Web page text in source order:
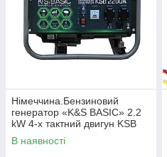
Нiмеччина.Бензиновий
генератор «K&S BASIC» 2.2
kW 4-х тактний двигун KSB
2200A
В наявності